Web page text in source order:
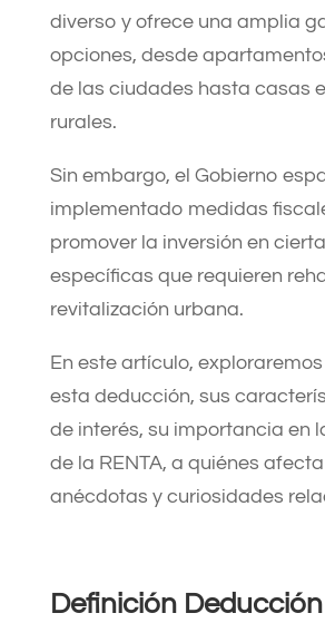
diverso y ofrece una amplia
opciones, desde
de las ciudades hasta casas
rurales.
Sin embargo, el Gobierno
implementado medidas
promover la inversión en
específicas que requieren
revitalización urbana.
En este artículo,
esta deducción, sus
de interés, su importancia en
de la RENTA, a quiénes
anécdotas y curiosidades
Definición